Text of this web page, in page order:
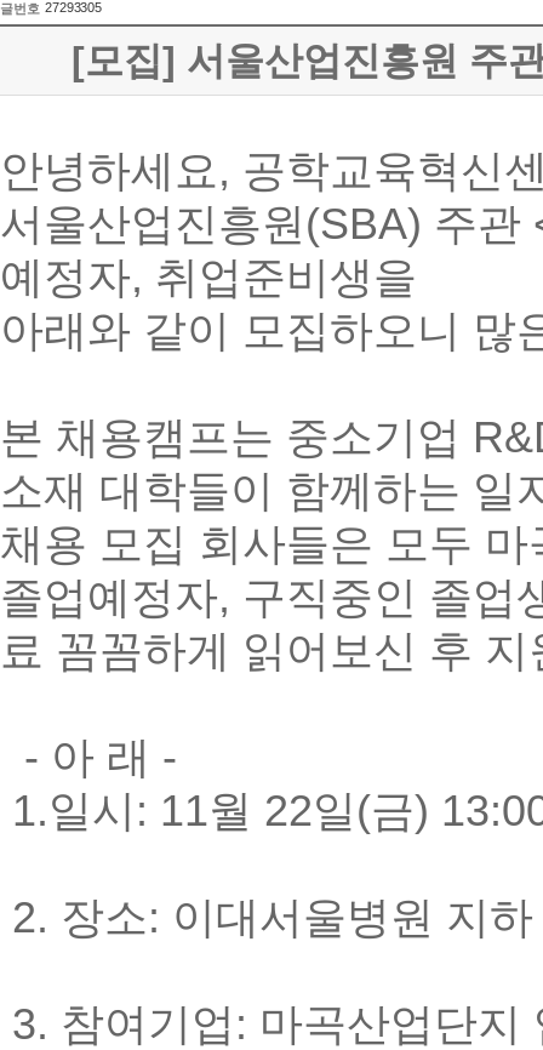
글번호 27293305
[모집] 서울산업진흥원 주
안녕하세요, 공학교육혁신
서울산업진흥원(SBA) 주
예정자, 취업준비생을
아래와 같이 모집하오니 많
본 채용캠프는 중소기업
소재 대학들이 함께하는 일
채용 모집 회사들은 모두
졸업예정자, 구직중인 졸업
료 꼼꼼하게 읽어보신 후
- 아 래 -
1.일시: 11월 22일(금)
2. 장소: 이대서울병원 지
3. 참여기업: 마곡산업단